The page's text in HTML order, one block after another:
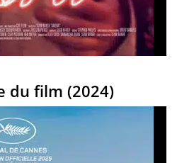
du film (2024)